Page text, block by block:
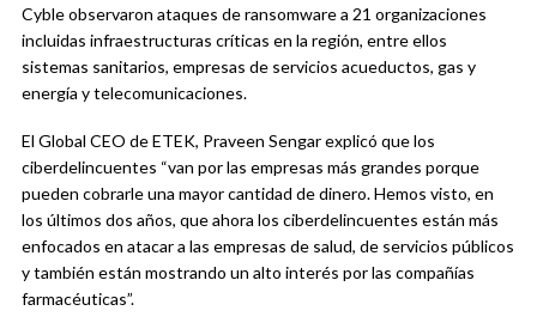
Cyble observaron ataques de ransomware a 21 organizaciones
incluidas infraestructuras críticas en la región, entre ellos
sistemas sanitarios, empresas de servicios acueductos, gas y
energía y telecomunicaciones.
El Global CEO de ETEK, Praveen Sengar explicó que los
ciberdelincuentes “van por las empresas más grandes porque
pueden cobrarle una mayor cantidad de dinero. Hemos visto, en
los últimos dos años, que ahora los ciberdelincuentes están más
enfocados en atacar a las empresas de salud, de servicios públicos
y también están mostrando un alto interés por las compañías
farmacéuticas”.